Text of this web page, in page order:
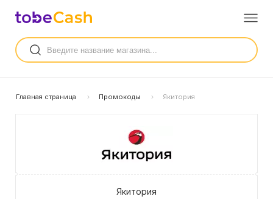
Главная страница Промокоды Якитория
Якитория